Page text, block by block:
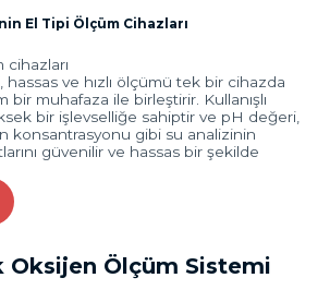
El Tipi Ölçüm Cihazları
ve hızlı ölçümü tek bir cihazda
bir muhafaza ile birleştirir. Kullanışlı
bir işlevselliğe sahiptir ve pH değeri,
konsantrasyonu gibi su analizinin
güvenilir ve hassas bir şekilde
Oksijen Ölçüm Sistemi